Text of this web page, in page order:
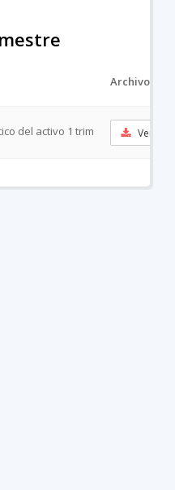
Archivo
del activo 1 trim Ver